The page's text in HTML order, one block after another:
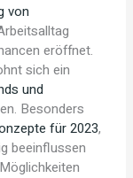
von
eröffnet.
sich ein
und
Besonders
für 2023,
beeinflussen